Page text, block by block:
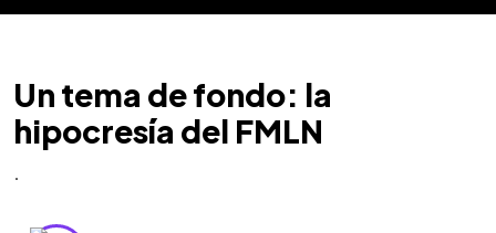
Un tema de fondo: la
hipocresía del FMLN
.